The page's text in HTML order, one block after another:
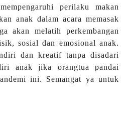
perilaku makan
anak dalam acara memasak
akan melatih perkembangan
sosial dan emosional anak.
dan kreatif tanpa disadari
anak jika orangtua pandai
ini. Semangat ya untuk